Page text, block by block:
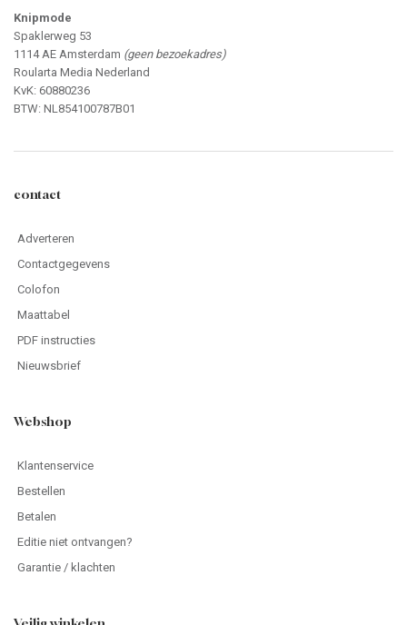
Knipmode
Spaklerweg 53
1114 AE Amsterdam (geen bezoekadres)
Roularta Media Nederland
KvK: 60880236
BTW: NL854100787B01
contact
Adverteren
Contactgegevens
Colofon
Maattabel
PDF instructies
Nieuwsbrief
Webshop
Klantenservice
Bestellen
Betalen
Editie niet ontvangen?
Garantie / klachten